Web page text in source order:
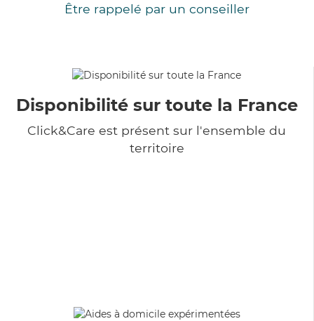
Être rappelé par un conseiller
Disponibilité sur toute la France
Click&Care est présent sur l'ensemble du
territoire